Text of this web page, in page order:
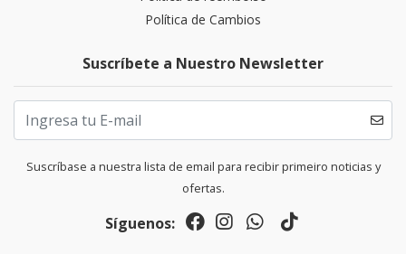
Política de Cambios
Suscríbete a Nuestro Newsletter
Suscríbase a nuestra lista de email para recibir primeiro noticias y
ofertas.
Síguenos: